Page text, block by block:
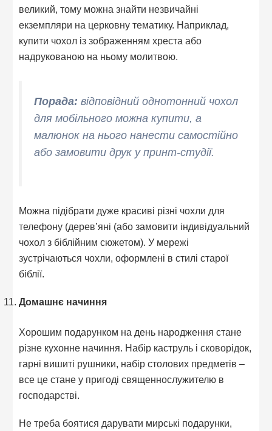
великий, тому можна знайти незвичайні
екземпляри на церковну тематику. Наприклад,
купити чохол із зображенням хреста або
надрукованою на ньому молитвою.
Порада: відповідний однотонний чохол
для мобільного можна купити, а
малюнок на нього нанести самостійно
або замовити друк у принт-студії.
Можна підібрати дуже красиві різні чохли для
телефону (дерев’яні (або замовити індивідуальний
чохол з біблійним сюжетом). У мережі
зустрічаються чохли, оформлені в стилі старої
біблії.
Домашнє начиння
Хорошим подарунком на день народження стане
різне кухонне начиння. Набір каструль і сковорідок,
гарні вишиті рушники, набір столових предметів –
все це стане у пригоді священнослужителю в
господарстві.
Не треба боятися дарувати мирські подарунки,